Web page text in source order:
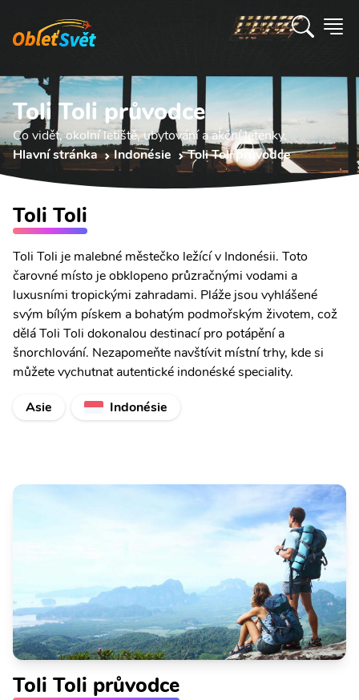
Toli Toli průvodce
Co vidět, okolní letiště, ubytování a akční letenky.
Hlavní stránka
Indonésie Toli Toli průvodce
Toli Toli
Toli Toli je malebné městečko ležící v Indonésii. Toto
čarovné místo je obklopeno průzračnými vodami a
luxusními tropickými zahradami. Pláže jsou vyhlášené
svým bílým pískem a bohatým podmořským životem, což
dělá Toli Toli dokonalou destinací pro potápění a
šnorchlování. Nezapomeňte navštívit místní trhy, kde si
můžete vychutnat autentické indonéské speciality.
Asie
Indonésie
Toli Toli průvodce